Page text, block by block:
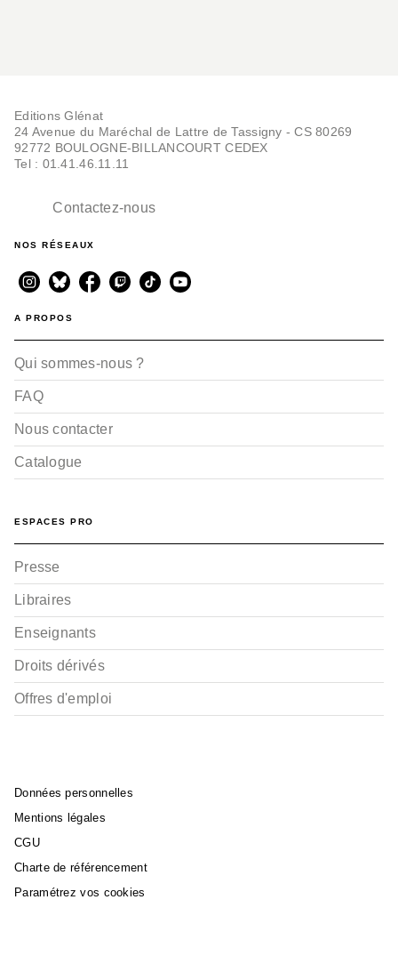
Editions Glénat
24 Avenue du Maréchal de Lattre de Tassigny - CS 80269
92772 BOULOGNE-BILLANCOURT CEDEX
Tel : 01.41.46.11.11
Contactez-nous
NOS RÉSEAUX
A PROPOS
Qui sommes-nous ?
FAQ
Nous contacter
Catalogue
ESPACES PRO
Presse
Libraires
Enseignants
Droits dérivés
Offres d'emploi
Données personnelles
Mentions légales
CGU
Charte de référencement
Paramétrez vos cookies